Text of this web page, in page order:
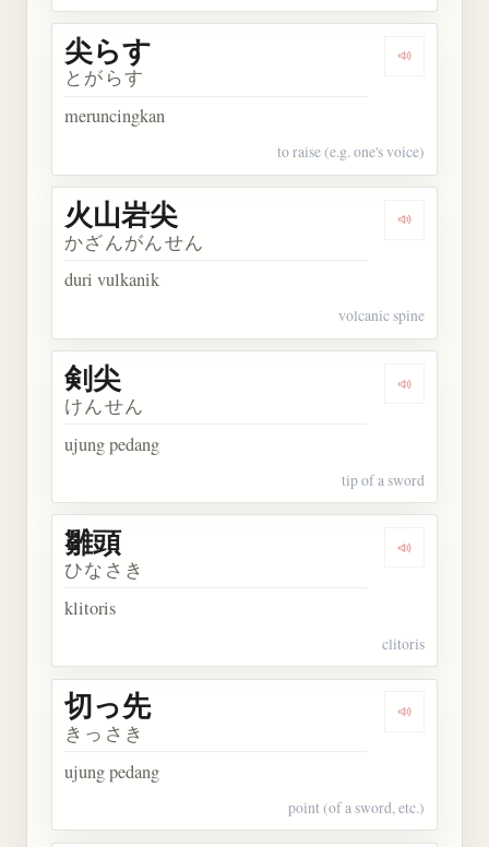
Dengarkan
尖らす
とがらす
meruncingkan
to raise (e.g. one's voice)
Dengarkan
火山岩尖
かざんがんせん
duri vulkanik
volcanic spine
Dengarkan
剣尖
けんせん
ujung pedang
tip of a sword
Dengarkan
雛頭
ひなさき
klitoris
clitoris
Dengarkan
切っ先
きっさき
ujung pedang
point (of a sword, etc.)